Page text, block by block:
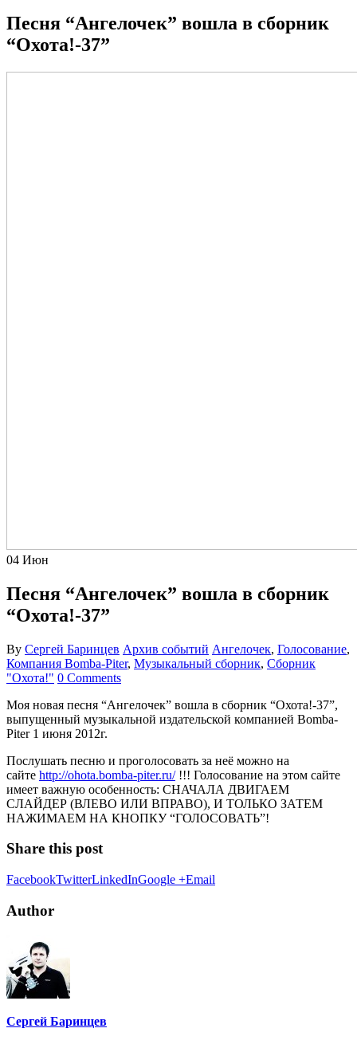
Песня “Ангелочек” вошла в сборник
“Охота!-37”
04 Июн
Песня “Ангелочек” вошла в сборник
“Охота!-37”
By Сергей Баринцев Архив событий Ангелочек, Голосование,
Компания Bomba-Piter, Музыкальный сборник, Сборник
"Охота!" 0 Comments
Моя новая песня “Ангелочек” вошла в сборник “Охота!-37”,
выпущенный музыкальной издательской компанией Bomba-
Piter 1 июня 2012г.
Послушать песню и проголосовать за неё можно на
сайте http://ohota.bomba-piter.ru/!!! Голосование на этом сайте
имеет важную особенность: СНАЧАЛА ДВИГАЕМ
СЛАЙДЕР (ВЛЕВО ИЛИ ВПРАВО), И ТОЛЬКО ЗАТЕМ
НАЖИМАЕМ НА КНОПКУ “ГОЛОСОВАТЬ”!
Share this post
FacebookTwitterLinkedInGoogle +Email
Author
Сергей Баринцев